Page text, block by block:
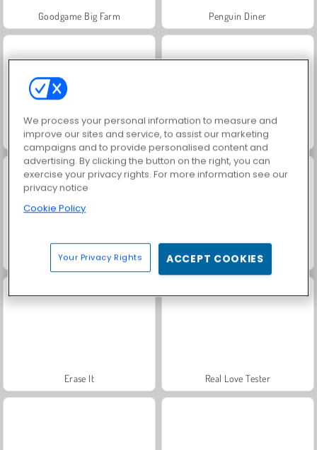
Goodgame Big Farm Penguin Diner
Castle Craft: Merge Quest Capybara Evolution: Clicker
Tube Clicker Love Tester
Erase It Real Love Tester
We process your personal information to measure and
improve our sites and service, to assist our marketing
campaigns and to provide personalised content and
advertising. By clicking the button on the right, you can
exercise your privacy rights. For more information see our
privacy notice
Cookie Policy
Your Privacy Rights ACCEPT COOKIES